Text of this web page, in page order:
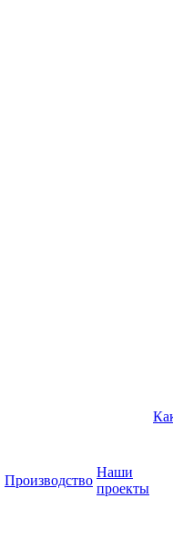
Производство
Наши
проекты